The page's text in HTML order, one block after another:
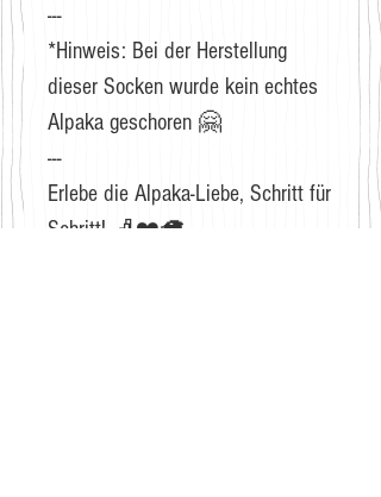
---
*Hinweis: Bei der Herstellung
dieser Socken wurde kein echtes
Alpaka geschoren 🤗
---
Erlebe die Alpaka-Liebe, Schritt für
Schritt! 🧦❤️🦙